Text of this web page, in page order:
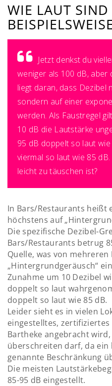
WIE LAUT SIND
Jetzt denkst du
weniger als 100 dB, aber
liegt daran, dass Dezibel
sondern auf einer
werden. Als Faustregel
10 dB die Lautstärke
95 dB doppelt so laut
viermal so laut wie 85
leicht zu täuschen ist?
In Bars/Restaurants heißt
höchstens auf
Die spezifische Dezibel-
Bars/Restaurants betrug
Quelle, was von
„Hintergrundgeräusch“
Zunahme um 10 Dezibel
doppelt so laut
doppelt so laut wie 85 dB.
Leider sieht es in vielen
eingestelltes,
Bartheke angebracht
überschreiten darf, da
genannte Beschränkung
Die meisten
85-95 dB eingestellt.